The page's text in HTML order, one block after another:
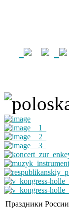
Праздники России